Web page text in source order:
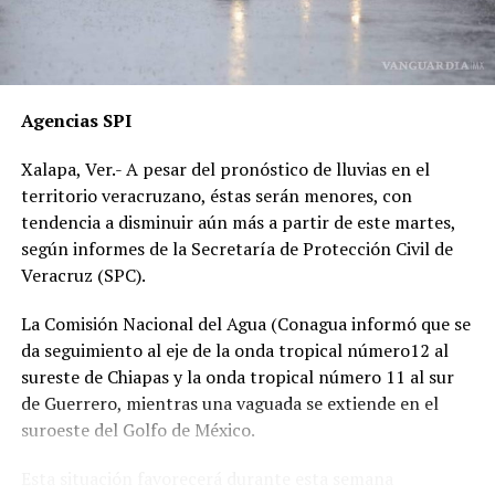
presenciales del accidente ahora callan, presuntamente
“Hoy fue mi Abraham,
mañana puede ser alguien
de tu familia. El homicida
sigue libre y operando en
las carreteras”, expresó un
familiar, exigiendo justicia.
El caso ha encendido el debate sobre la corrupción en la
Fiscalía y la impunidad que beneficia a conductores
responsables de muertes viales.
Agencias SPI
Xalapa, Ver.- A pesar del pronóstico de lluvias en el
territorio veracruzano, éstas serán menores, con
tendencia a disminuir aún más a partir de este martes,
según informes de la Secretaría de Protección Civil de
Veracruz (SPC).
La Comisión Nacional del Agua (Conagua informó que se
da seguimiento al eje de la onda tropical número12 al
sureste de Chiapas y la onda tropical número 11 al sur
de Guerrero, mientras una vaguada se extiende en el
suroeste del Golfo de México.